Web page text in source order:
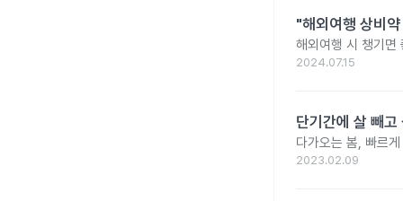
"해외여행 상비
해외여행 시 챙기면
2024.07.15
단기간에 살 빼
다가오는 봄, 빠르
2023.02.09